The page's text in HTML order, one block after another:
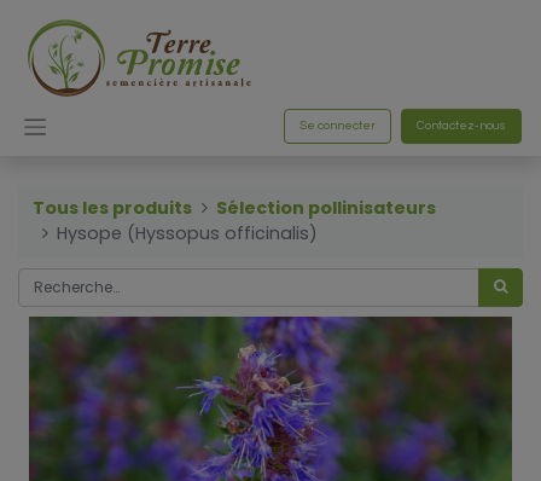
Se connecter Contactez-nous
Tous les produits
Sélection pollinisateurs
Hysope (Hyssopus officinalis)